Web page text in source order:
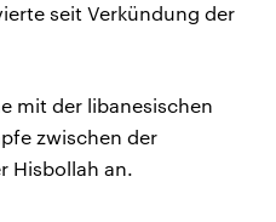
seit Verkündung der
mit der libanesischen
zwischen der
Hisbollah an.